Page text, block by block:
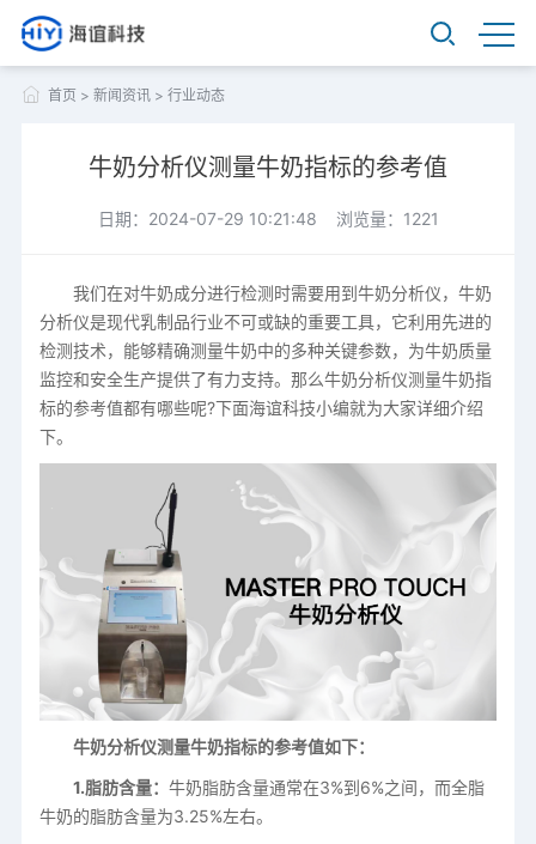
首页 > 新闻资讯> 行业动态
牛奶分析仪测量牛奶指标的参考值
日期：2024-07-29 10:21:48 浏览量：1221
我们在对牛奶成分进行检测时需要用到牛奶分析仪，牛奶
分析仪是现代乳制品行业不可或缺的重要工具，它利用先进的
检测技术，能够精确测量牛奶中的多种关键参数，为牛奶质量
监控和安全生产提供了有力支持。那么牛奶分析仪测量牛奶指
标的参考值都有哪些呢?下面海谊科技小编就为大家详细介绍
下。
牛奶分析仪测量牛奶指标的参考值如下：
1.脂肪含量： 牛奶脂肪含量通常在3%到6%之间，而全脂
牛奶的脂肪含量为3.25%左右。